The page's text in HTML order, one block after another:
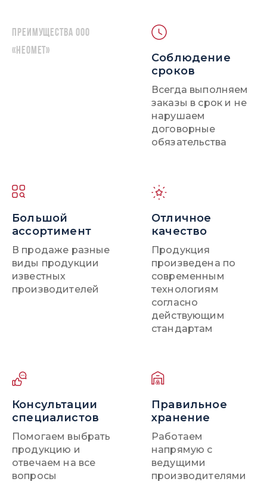
Преимущества ООО
«НЕОМЕТ»
Соблюдение
сроков
Всегда выполняем
заказы в срок и не
нарушаем
договорные
обязательства
Большой
ассортимент
В продаже разные
виды продукции
известных
производителей
Отличное
качество
Продукция
произведена по
современным
технологиям
согласно
действующим
стандартам
Консультации
специалистов
Помогаем выбрать
продукцию и
отвечаем на все
вопросы
Правильное
хранение
Работаем
напрямую с
ведущими
производителями